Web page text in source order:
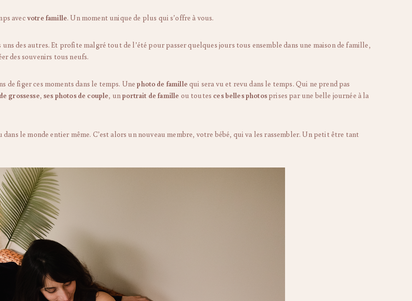
avec votre famille. Un moment unique de plus qui s’offre à vous.
des autres. Et profite malgré tout de l’été pour passer quelques jours tous ensemble dans une maison de famille,
des souvenirs tous neufs.
de figer ces moments dans le temps. Unephoto de famille qui sera vu et revu dans le temps. Qui ne prend pas
grossesse, ses photos de couple, unportrait de famille ou toutes ces belles photosprises par une belle journée à la
le monde entier même. C’est alors un nouveau membre, votre bébé, qui va les rassembler. Un petit être tant